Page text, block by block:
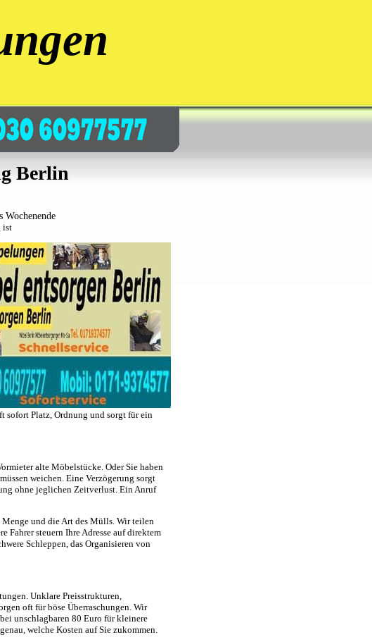
Berlin
Wochenende
ist
sofort Platz, Ordnung und sorgt für ein
alte Möbelstücke. Oder Sie haben
weichen. Eine Verzögerung sorgt
ohne jeglichen Zeitverlust. Ein Anruf
und die Art des Mülls. Wir teilen
Fahrer steuern Ihre Adresse auf direktem
Schleppen, das Organisieren von
Unklare Preisstrukturen,
oft für böse Überraschungen. Wir
unschlagbaren 80 Euro für kleinere
welche Kosten auf Sie zukommen.